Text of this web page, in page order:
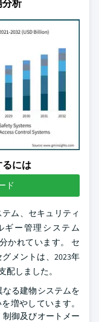
分析
には
ド
ム、セキュリティ
ギー管理システム
かれています。 セ
メントは、2023年
配しました。
る建物システムを
増やしています。
御及びオートメー